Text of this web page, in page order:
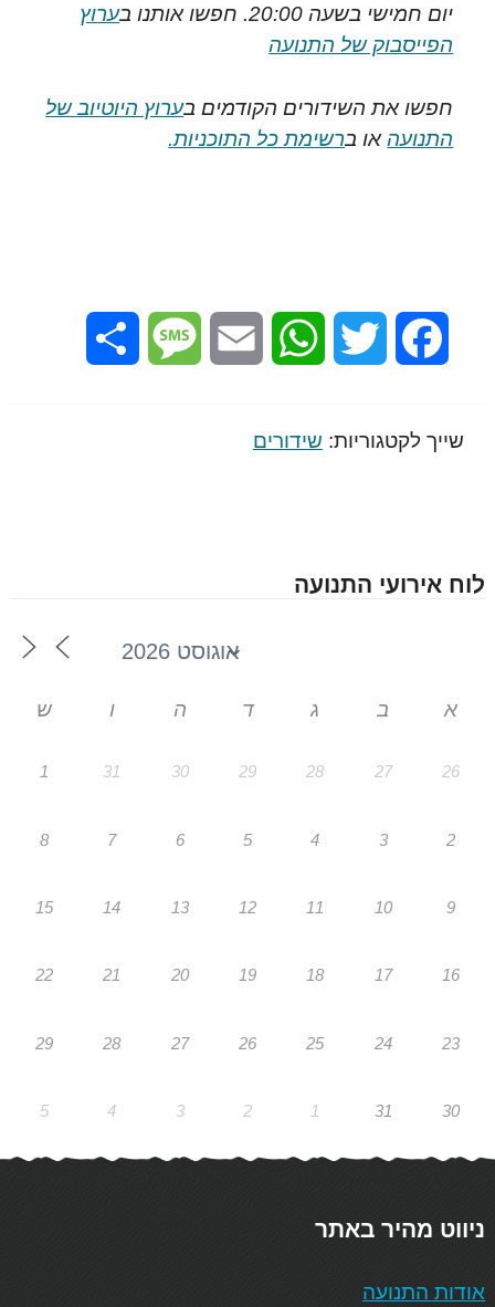
יום חמישי בשעה 20:00. חפשו אותנו ב
ערוץ
הפייסבוק של התנועה
חפשו את השידורים הקודמים בערוץ היוטיוב של
התנועה או ברשימת כל התוכניות.
Facebook
Twitter
WhatsApp
Email
Message
שייך לקטגוריות: שידורים
לוח אירועי התנועה
א ב ג ד ה ו ש
26
27
28
29
30
31
1
2
3
4
5
6
7
8
9
10
11
12
13
14
15
16
17
18
19
20
21
22
23
24
25
26
27
28
29
30
31
1
2
3
4
5
ניווט מהיר באתר
אודות התנועה